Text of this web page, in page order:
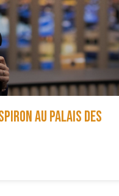
au Palais des